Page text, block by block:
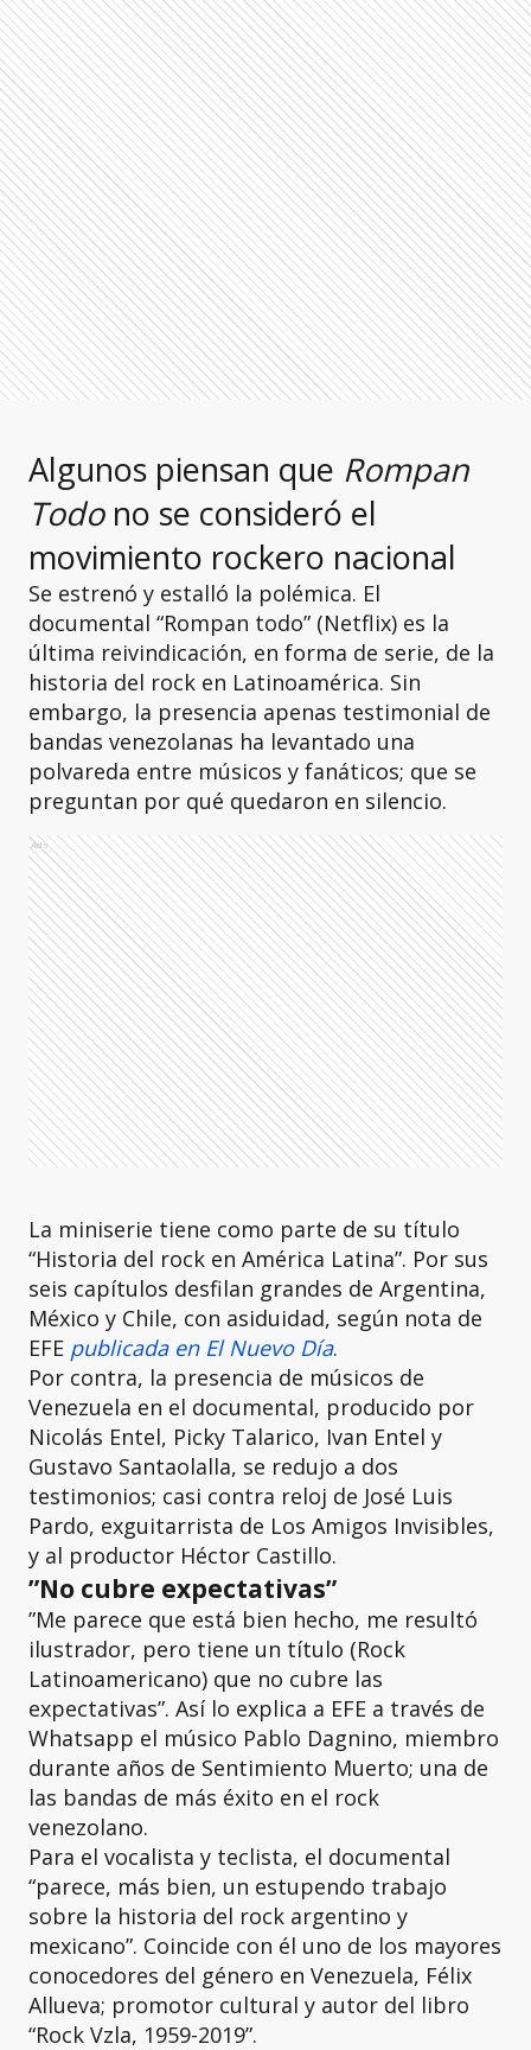
Algunos piensan que Rompan
Todono se consideró el
movimiento rockero nacional
Se estrenó y estalló la polémica. El
documental “Rompan todo” (Netflix) es la
última reivindicación, en forma de serie, de la
historia del rock en Latinoamérica. Sin
embargo, la presencia apenas testimonial de
bandas venezolanas ha levantado una
polvareda entre músicos y fanáticos; que se
preguntan por qué quedaron en silencio.
Ads
La miniserie tiene como parte de su título
“Historia del rock en América Latina”. Por sus
seis capítulos desfilan grandes de Argentina,
México y Chile, con asiduidad, según nota de
EFE publicada en El Nuevo Día.
Por contra, la presencia de músicos de
Venezuela en el documental, producido por
Nicolás Entel, Picky Talarico, Ivan Entel y
Gustavo Santaolalla, se redujo a dos
testimonios; casi contra reloj de José Luis
Pardo, exguitarrista de Los Amigos Invisibles,
y al productor Héctor Castillo.
”No cubre expectativas”
”Me parece que está bien hecho, me resultó
ilustrador, pero tiene un título (Rock
Latinoamericano) que no cubre las
expectativas”. Así lo explica a EFE a través de
Whatsapp el músico Pablo Dagnino, miembro
durante años de Sentimiento Muerto; una de
las bandas de más éxito en el rock
venezolano.
Para el vocalista y teclista, el documental
“parece, más bien, un estupendo trabajo
sobre la historia del rock argentino y
mexicano”. Coincide con él uno de los mayores
conocedores del género en Venezuela, Félix
Allueva; promotor cultural y autor del libro
“Rock Vzla, 1959-2019”.